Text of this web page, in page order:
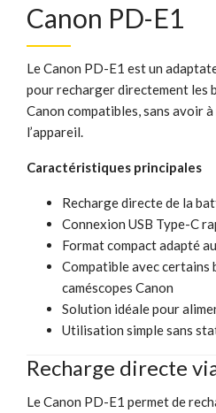
Canon PD-E1
Le Canon PD-E1 est un
pour recharger directement les
Canon compatibles, sans avoir
l’appareil.
Caractéristiques principales
Recharge directe de la
Connexion USB Type-C
Format compact adapté
Compatible avec certains
caméscopes Canon
Solution idéale pour
Utilisation simple sans
Recharge directe
Le Canon PD-E1 permet de